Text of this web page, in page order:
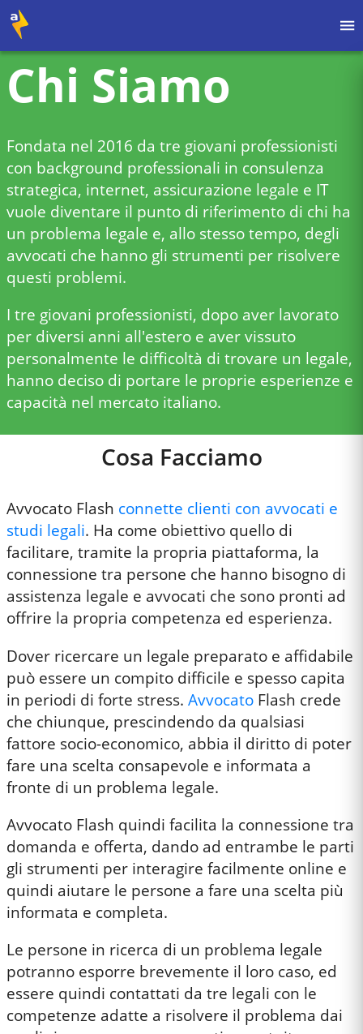
Chi Siamo
Fondata nel 2016 da tre giovani professionisti
con background professionali in consulenza
strategica, internet, assicurazione legale e IT
vuole diventare il punto di riferimento di chi ha
un problema legale e, allo stesso tempo, degli
avvocati che hanno gli strumenti per risolvere
questi problemi.
I tre giovani professionisti, dopo aver lavorato
per diversi anni all'estero e aver vissuto
personalmente le difficoltà di trovare un legale,
hanno deciso di portare le proprie esperienze e
capacità nel mercato italiano.
Cosa Facciamo
Avvocato Flash connette clienti con avvocati e
studi legali. Ha come obiettivo quello di
facilitare, tramite la propria piattaforma, la
connessione tra persone che hanno bisogno di
assistenza legale e avvocati che sono pronti ad
offrire la propria competenza ed esperienza.
Dover ricercare un legale preparato e affidabile
può essere un compito difficile e spesso capita
in periodi di forte stress. Avvocato Flash crede
che chiunque, prescindendo da qualsiasi
fattore socio-economico, abbia il diritto di poter
fare una scelta consapevole e informata a
fronte di un problema legale.
Avvocato Flash quindi facilita la connessione tra
domanda e offerta, dando ad entrambe le parti
gli strumenti per interagire facilmente online e
quindi aiutare le persone a fare una scelta più
informata e completa.
Le persone in ricerca di un problema legale
potranno esporre brevemente il loro caso, ed
essere quindi contattati da tre legali con le
competenze adatte a risolvere il problema dai